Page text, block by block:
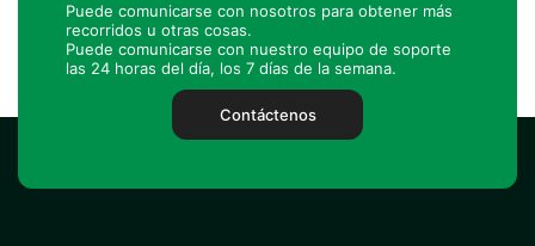
Puede comunicarse con nosotros para obtener más
recorridos u otras cosas.
Puede comunicarse con nuestro equipo de soporte
las 24 horas del día, los 7 días de la semana.
Contáctenos